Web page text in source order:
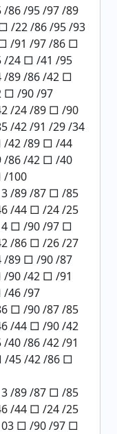
86 /95 /97 /89
/22 /86 /95 /93
/91 /97 /86 □
/24 □ /41 /95
/89 /86 /42 □
□ /90 /97
/24 /89 □ /90
/42 /91 /29 /34
/42 /89 □ /44
/86 /42 □ /40
/100
/89 /87 □ /85
/44 □ /24 /25
□ /90 /97 □
/86 □ /26 /27
/89 □ /90 /87
/90 /42 □ /91
/46 /97
□ /90 /87 /85
/44 □ /90 /42
40 /86 /42 /91
45 /42 /86 □
/89 /87 □ /85
/44 □ /24 /25
□ /90 /97 □